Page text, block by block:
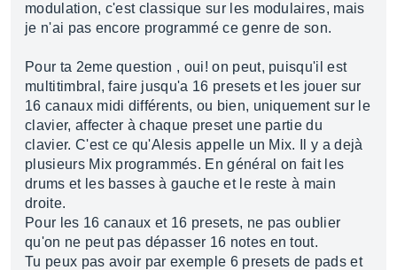
modulation, c'est classique sur les modulaires, mais
je n'ai pas encore programmé ce genre de son.
Pour ta 2eme question , oui! on peut, puisqu'il est
multitimbral, faire jusqu'a 16 presets et les jouer sur
16 canaux midi différents, ou bien, uniquement sur le
clavier, affecter à chaque preset une partie du
clavier. C'est ce qu'Alesis appelle un Mix. Il y a dejà
plusieurs Mix programmés. En général on fait les
drums et les basses à gauche et le reste à main
droite.
Pour les 16 canaux et 16 presets, ne pas oublier
qu'on ne peut pas dépasser 16 notes en tout.
Tu peux pas avoir par exemple 6 presets de pads et